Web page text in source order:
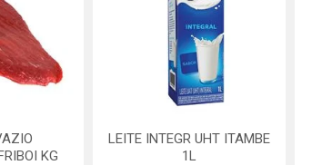
KG
LEITE INTEGR UHT ITAMBE
1L